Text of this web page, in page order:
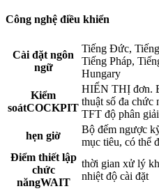
Công nghệ điều khiển
Cài đặt ngôn
ngữ
Tiếng Đức,
Tiếng Pháp,
Hungary
Kiểm
soátCOCKPIT
HIỂN THỊ đơn.
thuật số đa chức
TFT độ phân
hẹn giờ
Bộ đếm ngược
mục tiêu, có thể
Điểm thiết lập
chức
năngWAIT
thời gian xử lý
nhiệt độ cài đặt